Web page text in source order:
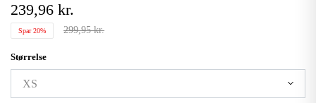
239,96 kr.
Spar 20% 299,95 kr.
Størrelse